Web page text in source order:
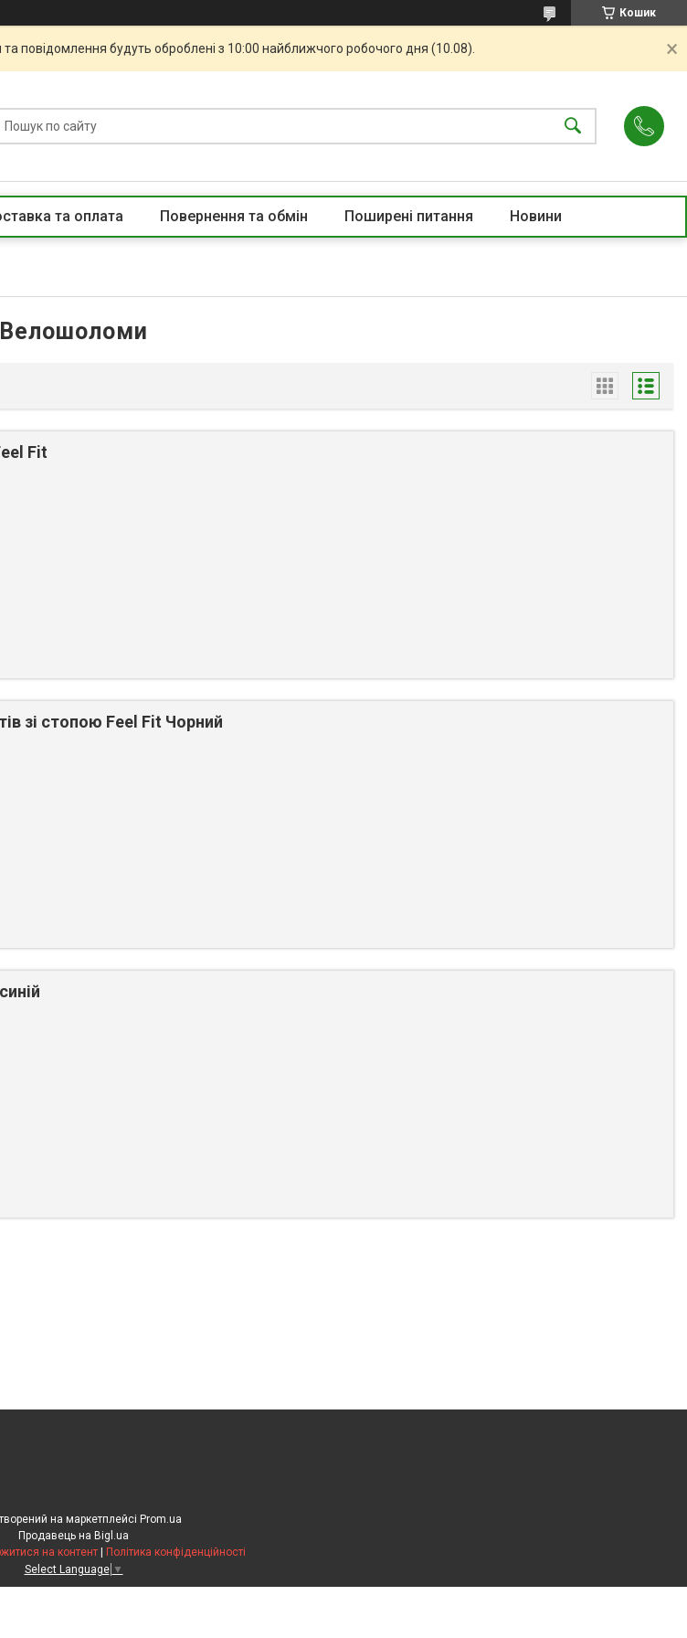
Кошик
повідомлення будуть оброблені з 10:00 найближчого робочого дня (10.08).
та оплата Повернення та обмін Поширені питання Новини
Велошоломи
Fit
зі стопою Feel Fit Чорний
на маркетплейсі Prom.ua
Продавець на Bigl.ua
на контент
Політика конфіденційності
Select Language ▼